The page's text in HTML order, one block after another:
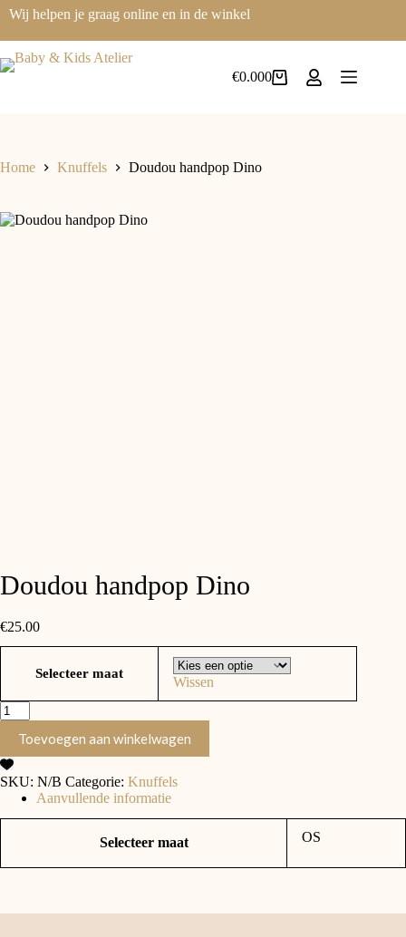
Wij helpen je graag online en in de winkel
€0.000
Home Knuffels Doudou handpop Dino
Doudou handpop Dino
€25.00
Selecteer maat
Wissen
Toevoegen aan winkelwagen
SKU: N/B Categorie: Knuffels
Aanvullende informatie
Selecteer maat OS